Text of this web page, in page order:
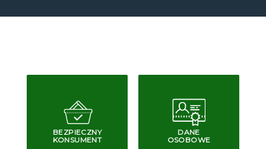
BEZPIECZNY
KONSUMENT
DANE
OSOBOWE